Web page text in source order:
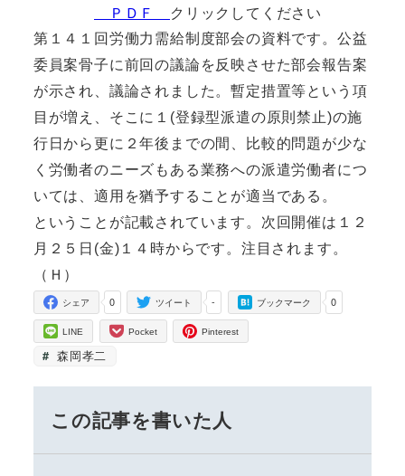
ＰＤＦ クリックしてください
第１４１回労働力需給制度部会の資料です。公益
委員案骨子に前回の議論を反映させた部会報告案
が示され、議論されました。暫定措置等という項
目が増え、そこに１(登録型派遣の原則禁止)の施
行日から更に２年後までの間、比較的問題が少な
く労働者のニーズもある業務への派遣労働者につ
いては、適用を猶予することが適当である。
ということが記載されています。次回開催は１２
月２５日(金)１４時からです。注目されます。
（Ｈ）
0
シェア -
ツイート 0
ブックマーク
LINE Pocket Pinterest
森岡孝二
この記事を書いた人